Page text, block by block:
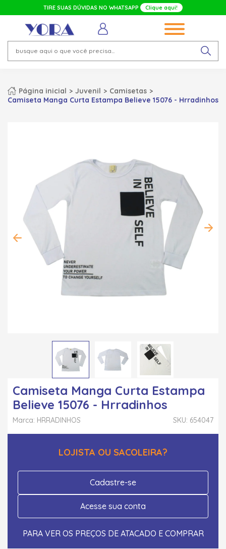
TIRE SUAS DÚVIDAS NO WHATSAPP Clique aqui!
Página inicial Juvenil
Camisetas
Camiseta Manga Curta Estampa Believe 15076 - Hrradinhos
Camiseta Manga Curta Estampa
Believe 15076 - Hrradinhos
SKU: 654047
Marca: HRRADINHOS
LOJISTA OU SACOLEIRA?
Cadastre-se
Acesse sua conta
PARA VER OS PREÇOS DE ATACADO E COMPRAR